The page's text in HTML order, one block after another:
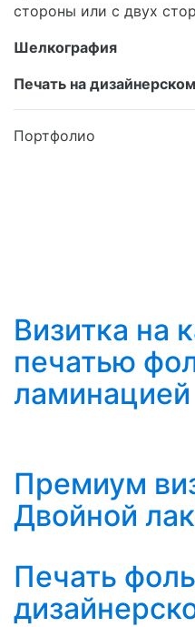
стороны или с двух
Шелкография
Печать на
Портфолио
Визитка на
печатью
ламинацией
Премиум
Двойной
Печать